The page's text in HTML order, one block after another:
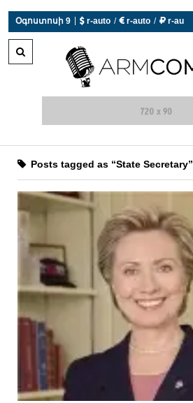
Օգոստոսի 9  r-auto /  r-auto /  r-au
Posts tagged as “State Secretary”